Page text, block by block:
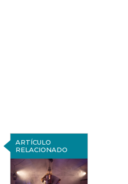
ARTÍCULO
RELACIONADO